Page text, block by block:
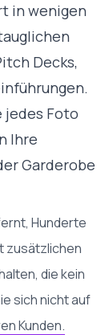
in wenigen
Decks,
jedes Foto
Ihre
Garderobe
Hunderte
zusätzlichen
die kein
sich nicht auf
Kunden.